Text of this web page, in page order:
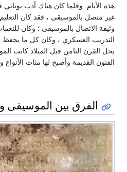
هذه الأيام. وقلما كان هناك أدب
غير متصل بالموسيقى ، فقد كان
وثيقة الاتصال بالموسيقى ؛ وكان
التدريب العسكري ، وكان كل ما
يحل القرن الثامن قبل الميلاد كانت
الفنون القديمة وأصبح لها مئات الأنواع
الفرق بين الموسيقى